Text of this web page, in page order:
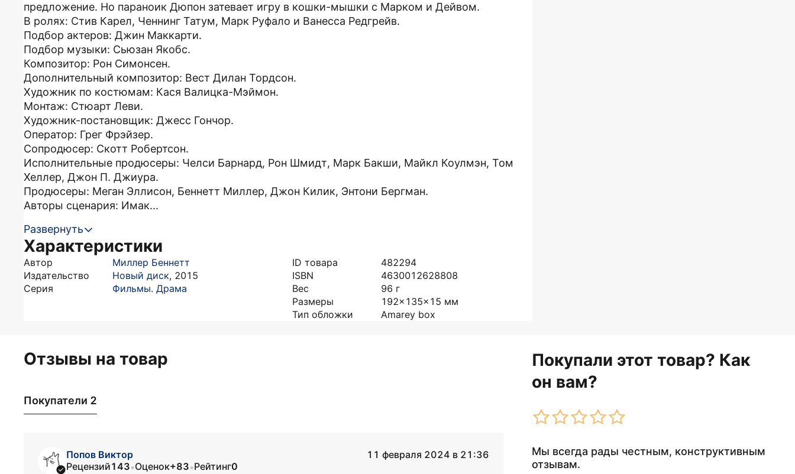
предложение. Но параноик Дюпон затевает игру в кошки-мышки с Марком и Дейвом.
В ролях: Стив Карел, Ченнинг Татум, Марк Руфало и Ванесса Редгрейв.
Подбор актеров: Джин Маккарти.
Подбор музыки: Сьюзан Якобс.
Композитор: Рон Симонсен.
Дополнительный композитор: Вест Дилан Тордсон.
Художник по костюмам: Кася Валицка-Мэймон.
Монтаж: Стюарт Леви.
Художник-постановщик: Джесс Гончор.
Оператор: Грег Фрэйзер.
Сопродюсер: Скотт Робертсон.
Исполнительные продюсеры: Челси Барнард, Рон Шмидт, Марк Бакши, Майкл Коулмэн, Том
Хеллер, Джон П. Джиура.
Продюсеры: Меган Эллисон, Беннетт Миллер, Джон Килик, Энтони Бергман.
Авторы сценария: Имак...
Развернуть
Характеристики
Автор
Миллер Беннетт
Издательство
Новый диск, 2015
Серия
Фильмы. Драма
ID товара
482294
ISBN
4630012628808
Вес
96 г
Размеры
192x135x15 мм
Тип обложки
Amarey box
Отзывы на товар
Покупали этот товар? Как
он вам?
Мы всегда рады честным, конструктивным
отзывам.
Покупатели 2
Попов Виктор
11 февраля 2024 в 21:36
Рецензий143•Оценок+83•Рейтинг0